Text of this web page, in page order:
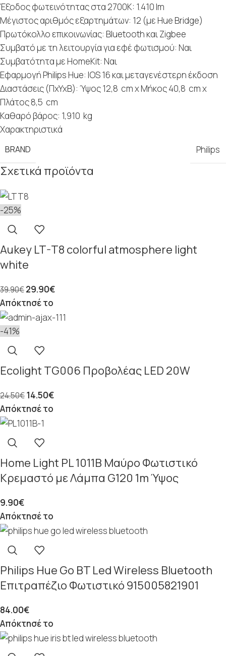
Έξοδος φωτεινότητας στα 2700K: 1.410 lm
Μέγιστος αριθμός εξαρτημάτων: 12 (με Hue Bridge)
Πρωτόκολλο επικοινωνίας: Bluetooth και Zigbee
Συμβατό με τη λειτουργία για εφέ φωτισμού: Ναι
Συμβατότητα με HomeKit: Ναι
Εφαρμογή Philips Hue: IOS 16 και μεταγενέστερη έκδοση
Διαστάσεις (ΠxYxB): Ύψος 12,8 cm x Μήκος 40,8 cm x
Πλάτος 8,5 cm
Καθαρό βάρος: 1,910 kg
Χαρακτηριστικά
BRAND Philips
Σχετικά προϊόντα
-25%
Aukey LT-T8 colorful atmosphere light
white
39.90€29.90€
Απόκτησέ το
-41%
Ecolight TG006 Προβολέας LED 20W
24.50€14.50€
Απόκτησέ το
Home Light PL 1011Β Μαύρο Φωτιστικό
Κρεμαστό με Λάμπα G120 1m Ύψος
9.90€
Απόκτησέ το
Philips Hue Go BT Led Wireless Bluetooth
Επιτραπέζιο Φωτιστικό 915005821901
84.00€
Απόκτησέ το